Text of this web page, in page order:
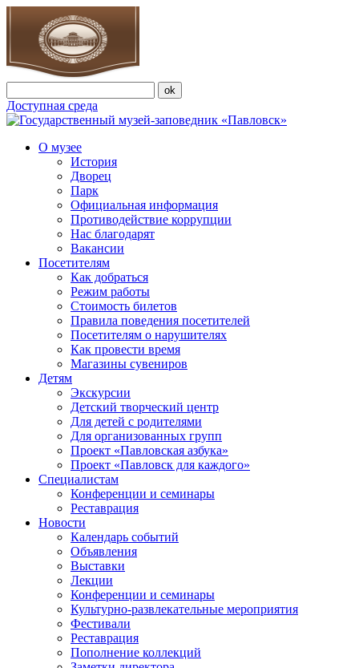
Доступная среда
О музее
История
Дворец
Парк
Официальная информация
Противодействие коррупции
Нас благодарят
Вакансии
Посетителям
Как добраться
Режим работы
Стоимость билетов
Правила поведения посетителей
Посетителям о нарушителях
Как провести время
Магазины сувениров
Детям
Экскурсии
Детский творческий центр
Для детей с родителями
Для организованных групп
Проект «Павловская азбука»
Проект «Павловск для каждого»
Специалистам
Конференции и семинары
Реставрация
Новости
Календарь событий
Объявления
Выставки
Лекции
Конференции и семинары
Культурно-развлекательные мероприятия
Фестивали
Реставрация
Пополнение коллекций